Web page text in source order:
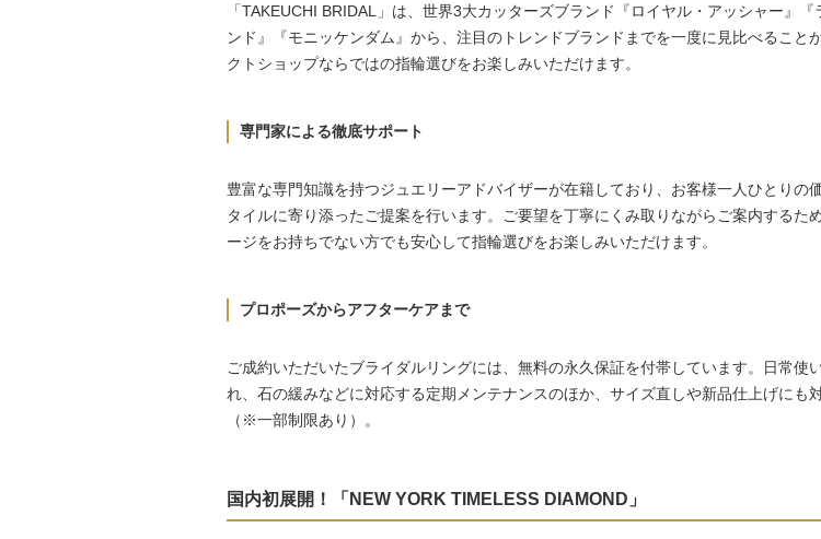
「TAKEUCHI BRIDAL」は、世界3大カッターズブランド『ロイヤル・アッシャー』『
ンド』『モニッケンダム』から、注目のトレンドブランドまでを一度に見比べること
クトショップならではの指輪選びをお楽しみいただけます。
専門家による徹底サポート
豊富な専門知識を持つジュエリーアドバイザーが在籍しており、お客様一人ひとりの
タイルに寄り添ったご提案を行います。ご要望を丁寧にくみ取りながらご案内するた
ージをお持ちでない方でも安心して指輪選びをお楽しみいただけます。
プロポーズからアフターケアまで
ご成約いただいたブライダルリングには、無料の永久保証を付帯しています。日常使
れ、石の緩みなどに対応する定期メンテナンスのほか、サイズ直しや新品仕上げにも
（※一部制限あり）。
国内初展開！「NEW YORK TIMELESS DIAMOND」